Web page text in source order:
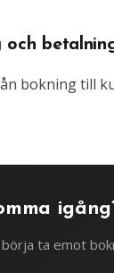
bokning till
ta emot